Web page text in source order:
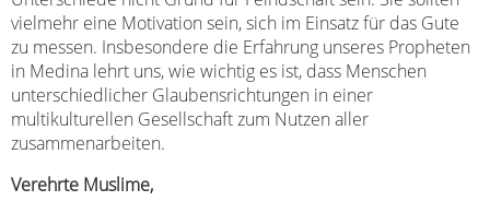
vielmehr eine Motivation sein, sich im Einsatz für das Gute
zu messen. Insbesondere die Erfahrung unseres Propheten
in Medina lehrt uns, wie wichtig es ist, dass Menschen
unterschiedlicher Glaubensrichtungen in einer
multikulturellen Gesellschaft zum Nutzen aller
zusammenarbeiten.
Verehrte Muslime,